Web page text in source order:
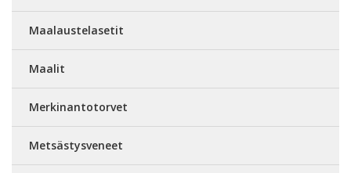
Maalaustelasetit
Maalit
Merkinantotorvet
Metsästysveneet